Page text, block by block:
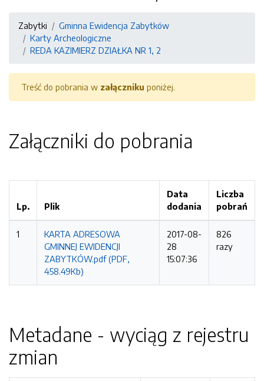
Zabytki
Gminna Ewidencja Zabytków
Karty Archeologiczne
REDA KAZIMIERZ DZIAŁKA NR 1, 2
Treść do pobrania w załączniku poniżej.
Załączniki do pobrania
Lp. Plik
Data
dodania
Liczba
pobrań
1
KARTA ADRESOWA
GMINNEJ EWIDENCJI
ZABYTKÓW.pdf (PDF,
458.49Kb)
2017-08-
28
15:07:36
826
razy
Metadane - wyciąg z rejestru
zmian